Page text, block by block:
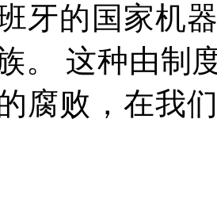
牙的国家机
。
这种由制
腐败，在我